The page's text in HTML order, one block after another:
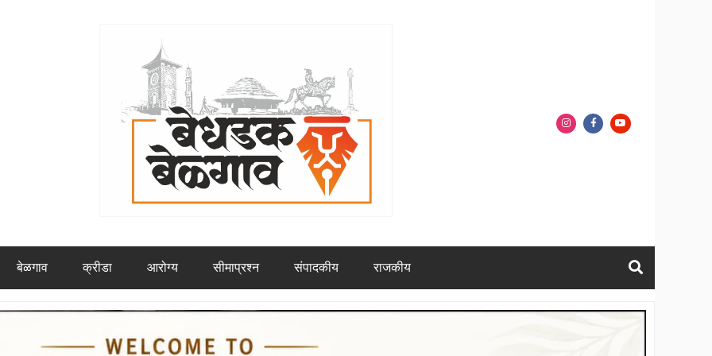
बेळगाव क्रीडा आरोग्य सीमाप्रश्न संपादकीय राजकीय